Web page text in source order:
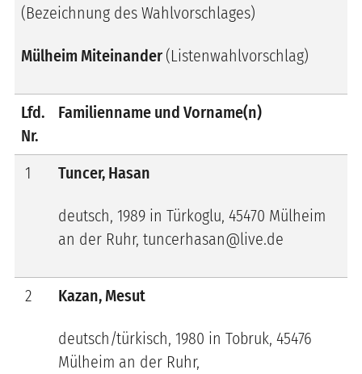
(Bezeichnung des Wahlvorschlages)
Mülheim Miteinander (Listenwahlvorschlag)
Lfd.
Nr.
Familienname und Vorname(n)
1 Tuncer, Hasan
deutsch, 1989 in Türkoglu, 45470 Mülheim
an der Ruhr, tuncerhasan@live.de
2 Kazan, Mesut
deutsch/türkisch, 1980 in Tobruk, 45476
Mülheim an der Ruhr,